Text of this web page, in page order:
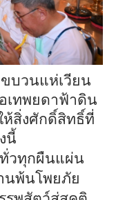
บวนแห่เวียน
เทพยดาฟ้าดิน
สิ่งศักดิ์สิทธิ์ที่
นี้
วทุกผืนแผ่น
นพ้นโพยภัย